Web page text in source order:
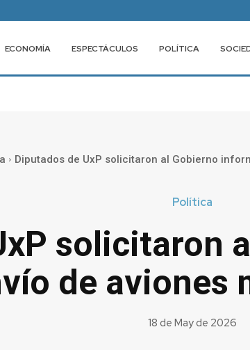
ECONOMÍA ESPECTÁCULOS POLÍTICA
Diputados de UxP solicitaron al Gobierno
Política
solicitaron
de aviones
18 de May de 2026